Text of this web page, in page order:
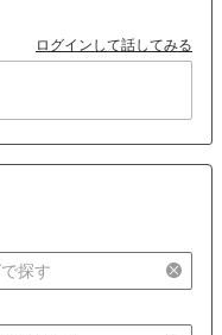
ログインして話してみる